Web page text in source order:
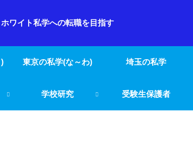
ホワイト私学への転職を目指す
東京の私学(な～わ) 埼玉の私学
学校研究 受験生保護者